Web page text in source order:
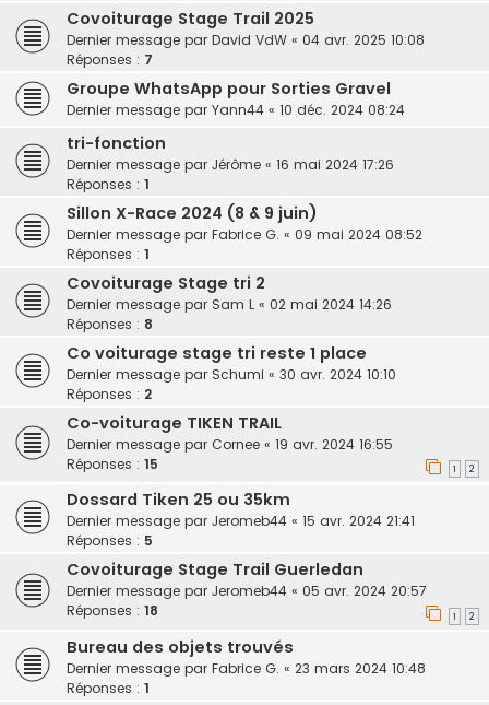
Covoiturage Stage Trail 2025
Dernier message par David VdW « 04 avr. 2025 10:08
Réponses : 7
Groupe WhatsApp pour Sorties Gravel
Dernier message par Yann44 « 10 déc. 2024 08:24
tri-fonction
Dernier message par Jérôme « 16 mai 2024 17:26
Réponses : 1
Sillon X-Race 2024 (8 & 9 juin)
Dernier message par Fabrice G. « 09 mai 2024 08:52
Réponses : 1
Covoiturage Stage tri 2
Dernier message par Sam L « 02 mai 2024 14:26
Réponses : 8
Co voiturage stage tri reste 1 place
Dernier message par Schumi « 30 avr. 2024 10:10
Réponses : 2
Co-voiturage TIKEN TRAIL
Dernier message par Cornee « 19 avr. 2024 16:55
Réponses : 15 1 2
Dossard Tiken 25 ou 35km
Dernier message par Jeromeb44 « 15 avr. 2024 21:41
Réponses : 5
Covoiturage Stage Trail Guerledan
Dernier message par Jeromeb44 « 05 avr. 2024 20:57
Réponses : 18 1 2
Bureau des objets trouvés
Dernier message par Fabrice G. « 23 mars 2024 10:48
Réponses : 1